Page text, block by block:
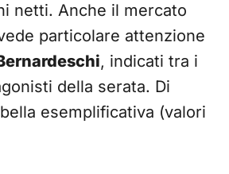
netti. Anche il mercato
particolare attenzione
, indicati tra i
della serata. Di
esemplificativa (valori